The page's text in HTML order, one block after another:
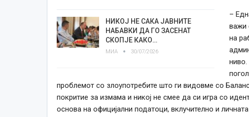
НИКОЈ НЕ САКА ЈАВНИТЕ
НАБАВКИ ДА ГО ЗАСЕНАТ
СКОПЈЕ КАКО…
МИА 30/07/2026
–
важи
на
проблемот со злоупотребите што ги видовме со
покритие за измама и никој не смее да си игра со
основа на официјални податоци, вклучително и